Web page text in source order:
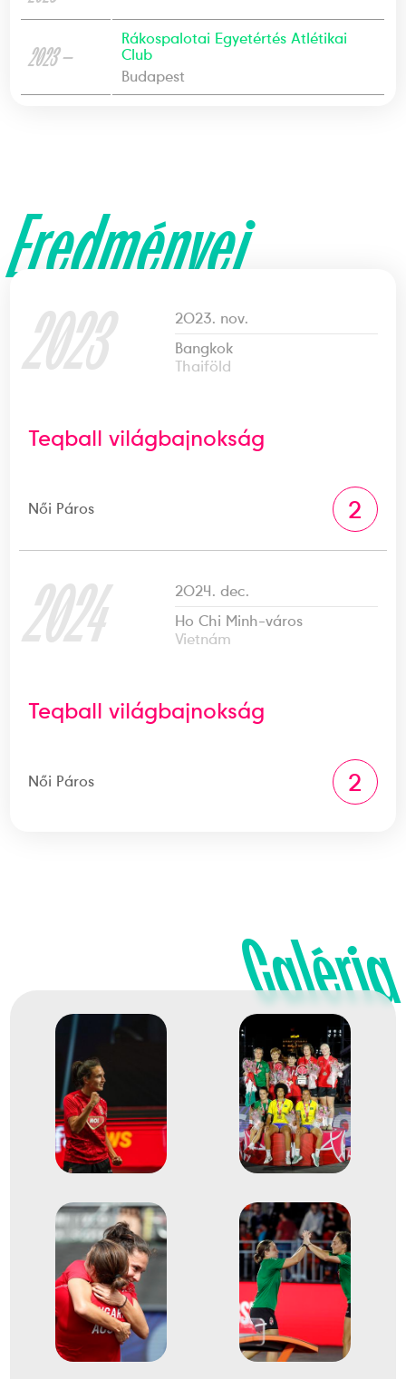
2023 —
Rákospalotai Egyetértés Atlétikai
Club
Budapest
Eredményei
2023
2023. nov.
Bangkok
Thaiföld
Teqball világbajnokság
Női Páros 2
2024
2024. dec.
Ho Chi Minh-város
Vietnám
Teqball világbajnokság
Női Páros 2
Galéria